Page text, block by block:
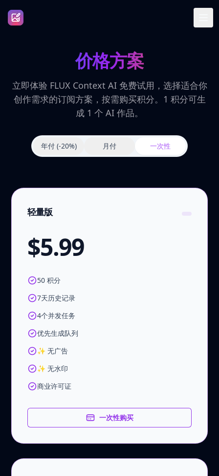
价格方案
立即体验 FLUX Context AI 免费试用，选择适合你
创作需求的订阅方案，按需购买积分。1 积分可生
成 1 个 AI 作品。
年付(-20%) 月付 一次性
轻量版
$5.99
50 积分
7天历史记录
4个并发任务
优先生成队列
✨ 无广告
✨ 无水印
商业许可证
一次性购买